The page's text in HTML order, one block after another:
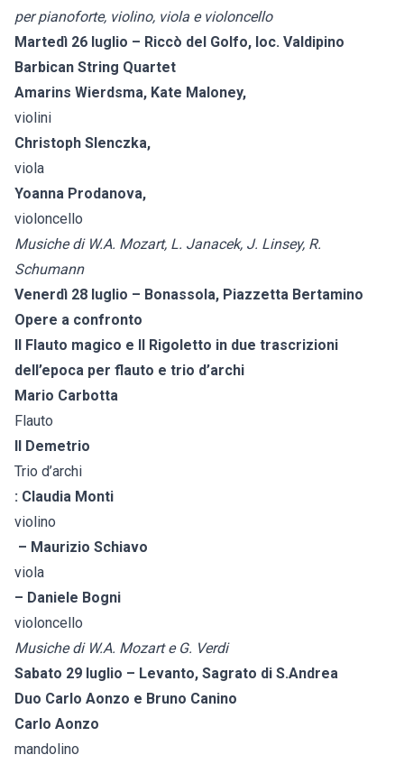
per pianoforte, violino, viola e violoncello
Martedì 26 luglio – Riccò del Golfo, loc. Valdipino
Barbican String Quartet
Amarins Wierdsma, Kate Maloney,
violini
Christoph Slenczka,
viola
Yoanna Prodanova,
violoncello
Musiche di W.A. Mozart, L. Janacek, J. Linsey, R.
Schumann
Venerdì 28 luglio – Bonassola, Piazzetta Bertamino
Opere a confronto
Il Flauto magico e Il Rigoletto in due trascrizioni
dell’epoca per flauto e trio d’archi
Mario Carbotta
Flauto
Il Demetrio
Trio d’archi
: Claudia Monti
violino
– Maurizio Schiavo
viola
– Daniele Bogni
violoncello
Musiche di W.A. Mozart e G. Verdi
Sabato 29 luglio – Levanto, Sagrato di S.Andrea
Duo Carlo Aonzo e Bruno Canino
Carlo Aonzo
mandolino